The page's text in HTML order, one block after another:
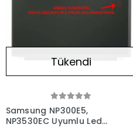
Tükendi
Samsung NP300E5,
NP3530EC Uyumlu Led